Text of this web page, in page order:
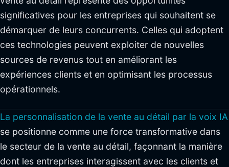
significatives pour les entreprises qui souhaitent se
démarquer de leurs concurrents. Celles qui adoptent
ces technologies peuvent exploiter de nouvelles
sources de revenus tout en améliorant les
expériences clients et en optimisant les processus
opérationnels.
La personnalisation de la vente au détail par la voix IA
se positionne comme une force transformative dans
le secteur de la vente au détail, façonnant la manière
dont les entreprises interagissent avec les clients et